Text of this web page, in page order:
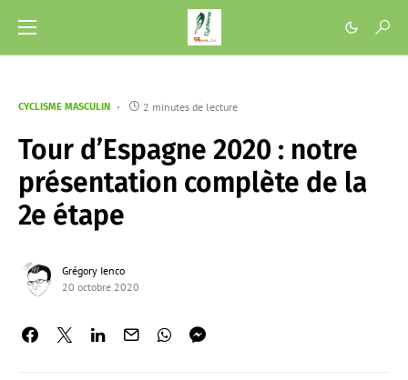
CYCLISME MASCULIN 2 minutes de lecture
Tour d’Espagne 2020 : notre
présentation complète de la
2e étape
Grégory Ienco
20 octobre 2020